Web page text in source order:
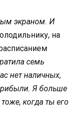
экраном. И
на
семь
нет наличных,
Я больше
когда ты его